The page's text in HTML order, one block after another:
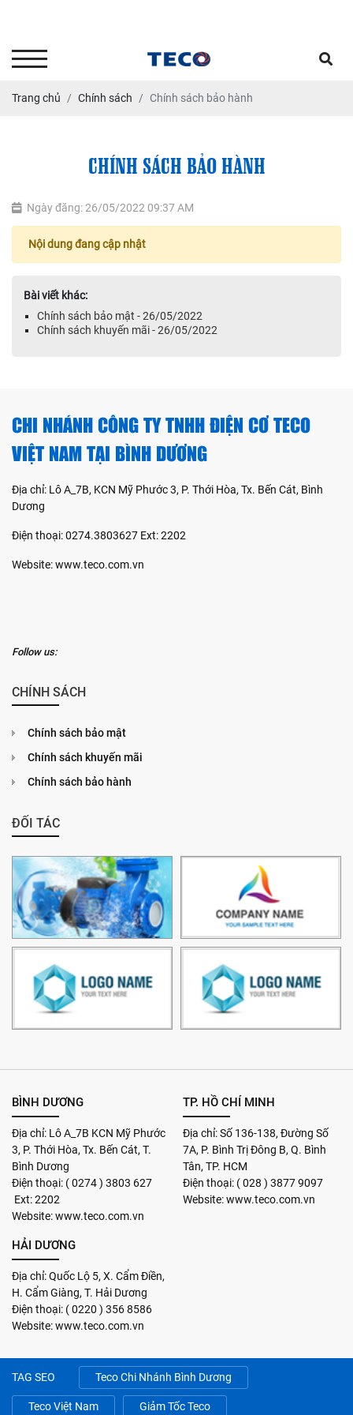
Trang chủ Chính sách Chính sách bảo hành
CHÍNH SÁCH BẢO HÀNH
Ngày đăng: 26/05/2022 09:37 AM
Nội dung đang cập nhật
Bài viết khác:
Chính sách bảo mật - 26/05/2022
Chính sách khuyến mãi - 26/05/2022
CHI NHÁNH CÔNG TY TNHH ĐIỆN CƠ TECO
VIỆT NAM TẠI BÌNH DƯƠNG
Địa chỉ: Lô A_7B, KCN Mỹ Phước 3, P. Thới Hòa, Tx. Bến Cát, Bình
Dương
Điện thoại: 0274.3803627 Ext: 2202
Website: www.teco.com.vn
Follow us:
CHÍNH SÁCH
Chính sách bảo mật
Chính sách khuyến mãi
Chính sách bảo hành
ĐỐI TÁC
BÌNH DƯƠNG
Địa chỉ: Lô A_7B KCN Mỹ Phước
3, P. Thới Hòa, Tx. Bến Cát, T.
Bình Dương
Điện thoại: ( 0274 ) 3803 627
Ext: 2202
Website: www.teco.com.vn
TP. HỒ CHÍ MINH
Địa chỉ: Số 136-138, Đường Số
7A, P. Bình Trị Đông B, Q. Bình
Tân, TP. HCM
Điện thoại: ( 028 ) 3877 9097
Website: www.teco.com.vn
HẢI DƯƠNG
Địa chỉ: Quốc Lộ 5, X. Cẩm Điền,
H. Cẩm Giàng, T. Hải Dương
Điện thoại: ( 0220 ) 356 8586
Website: www.teco.com.vn
TAG SEO Teco Chi Nhánh Bình Dương
Teco Việt Nam Giảm Tốc Teco